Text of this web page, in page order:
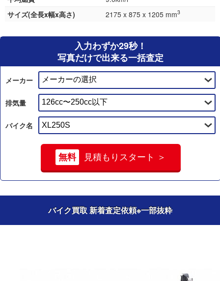
サイズ(全長x幅x高さ)
2175 x 875 x 1205 mm3
入力わずか29秒！
写真だけで出来る一括査定
メーカー
排気量
バイク名
無料 見積もりスタート ＞
バイク買取 新着査定依頼※一部抜粋